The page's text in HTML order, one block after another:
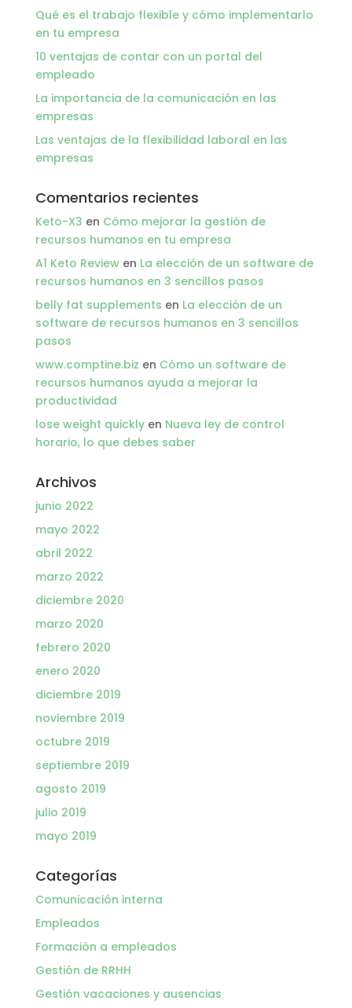
Qué es el trabajo flexible y cómo implementarlo
en tu empresa
10 ventajas de contar con un portal del
empleado
La importancia de la comunicación en las
empresas
Las ventajas de la flexibilidad laboral en las
empresas
Comentarios recientes
Keto-X3 en Cómo mejorar la gestión de
recursos humanos en tu empresa
A1 Keto Reviewen La elección de un software de
recursos humanos en 3 sencillos pasos
belly fat supplements en La elección de un
software de recursos humanos en 3 sencillos
pasos
www.comptine.biz en Cómo un software de
recursos humanos ayuda a mejorar la
productividad
lose weight quicklyen Nueva ley de control
horario, lo que debes saber
Archivos
junio 2022
mayo 2022
abril 2022
marzo 2022
diciembre 2020
marzo 2020
febrero 2020
enero 2020
diciembre 2019
noviembre 2019
octubre 2019
septiembre 2019
agosto 2019
julio 2019
mayo 2019
Categorías
Comunicación interna
Empleados
Formación a empleados
Gestión de RRHH
Gestión vacaciones y ausencias